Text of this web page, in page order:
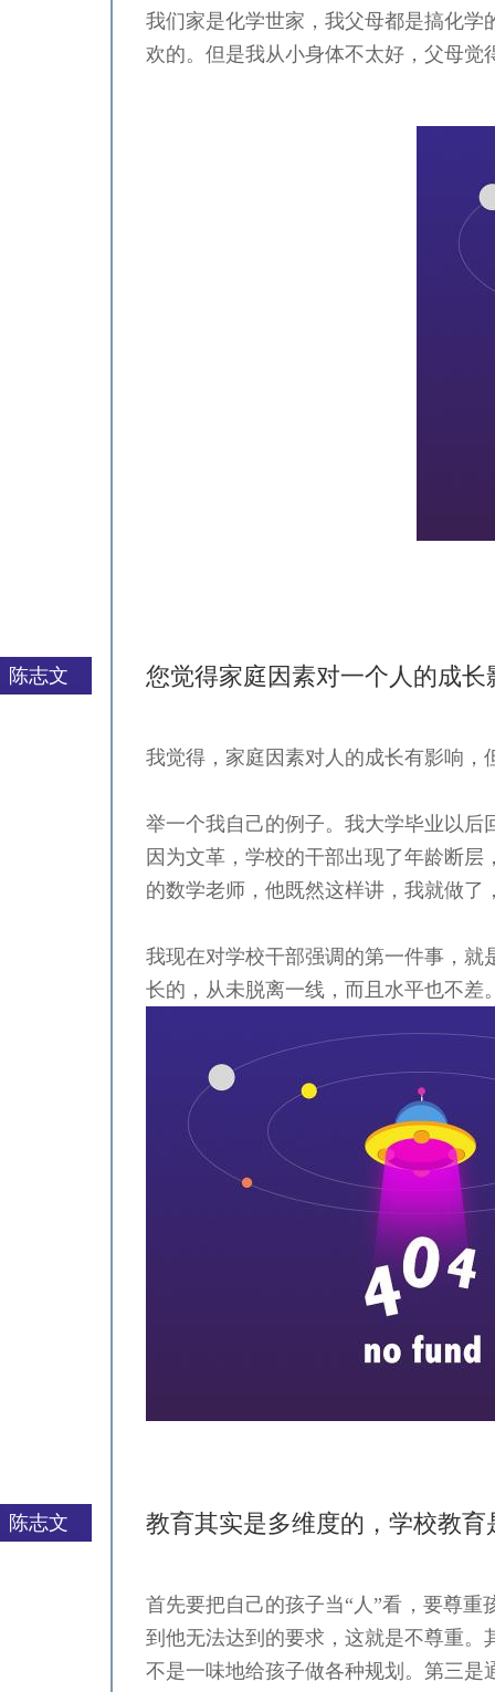
我们家是化学世家，我父母都是搞化
欢的。但是我从小身体不太好，父母
陈志文 您觉得家庭因素对一个人的成长
我觉得，家庭因素对人的成长有影响，
举一个我自己的例子。我大学毕业以
因为文革，学校的干部出现了年龄断
的数学老师，他既然这样讲，我就做
我现在对学校干部强调的第一件事，
长的，从未脱离一线，而且水平也不差
陈志文 教育其实是多维度的，学校教
首先要把自己的孩子当“人”看，要尊
到他无法达到的要求，这就是不尊重
不是一味地给孩子做各种规划。第三